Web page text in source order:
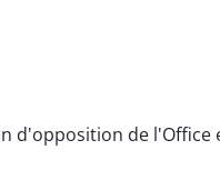
d'opposition de